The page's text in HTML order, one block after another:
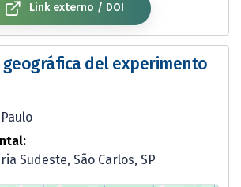
Link externo / DOI
geográfica del experimento
Sudeste, São Carlos, SP